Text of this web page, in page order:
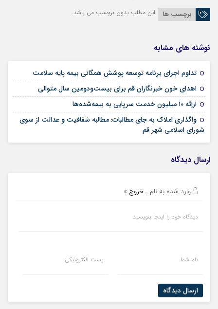
برچسب ها این مطلب بدون برچسب می باشد.
نوشته های مشابه
تداوم اجرای برنامه توسعه پوشش همگانی بیمه پایه سلامت
اهدای خون خبرنگاران قم برای بیست‌ودومین سال متوالی
اراِئه ۱۰ میلیون خدمت سرپایی به بیمه‌شده‌ها
واگذاری املاک به جای مطالبات؛ مطالبه شفافیت و عدالت از سوی
شورای اسلامی شهر قم
ارسال دیدگاه
وارد شده به نام . خروج »
دیدگاه خود را اینجا بنویسید
نام شما پست الکترونیکی
ارسال دیدگاه